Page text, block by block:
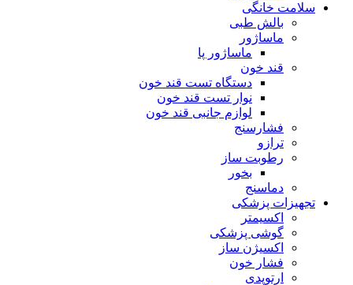
سلامت خانگی
بالش طبی
ماساژور
ماساژور پا
قند خون
دستگاه تست قند خون
نوار تست قند خون
لوازم جانبی قند خون
فشارسنج
ترازو
رطوبت ساز
بخور
دماسنج
تجهیزات پزشکی
اکسیمتر
گوشی پزشکی
اکسیژن ساز
فشار خون
ارتوپدی